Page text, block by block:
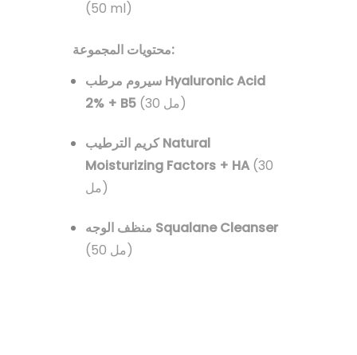
(50 ml)
محتويات المجموعة:
سيروم مرطب Hyaluronic Acid
2% + B5
(30 مل)
كريم الترطيب Natural
Moisturizing Factors + HA(30
مل)
منظف الوجه Squalane Cleanser
(50 مل)